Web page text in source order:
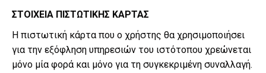
ΣΤΟΙΧΕΙΑ ΠΙΣΤΩΤΙΚΗΣ ΚΑΡΤΑΣ
Η πιστωτική κάρτα που ο χρήστης θα χρησιμοποιήσει
για την εξόφληση υπηρεσιών του ιστότοπου χρεώνεται
μόνο μία φορά και μόνο για τη συγκεκριμένη συναλλαγή.